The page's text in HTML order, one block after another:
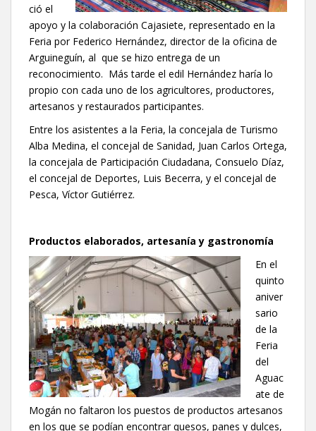
ció el
apoyo y la colaboración Cajasiete, representado en la
Feria por Federico Hernández, director de la oficina de
Arguineguín, al que se hizo entrega de un
reconocimiento. Más tarde el edil Hernández haría lo
propio con cada uno de los agricultores, productores,
artesanos y restaurados participantes.
Entre los asistentes a la Feria, la concejala de Turismo
Alba Medina, el concejal de Sanidad, Juan Carlos Ortega,
la concejala de Participación Ciudadana, Consuelo Díaz,
el concejal de Deportes, Luis Becerra, y el concejal de
Pesca, Víctor Gutiérrez.
Productos elaborados, artesanía y gastronomía
En el
quinto
aniver
sario
de la
Feria
del
Aguac
ate de
Mogán no faltaron los puestos de productos artesanos
en los que se podían encontrar quesos, panes y dulces,